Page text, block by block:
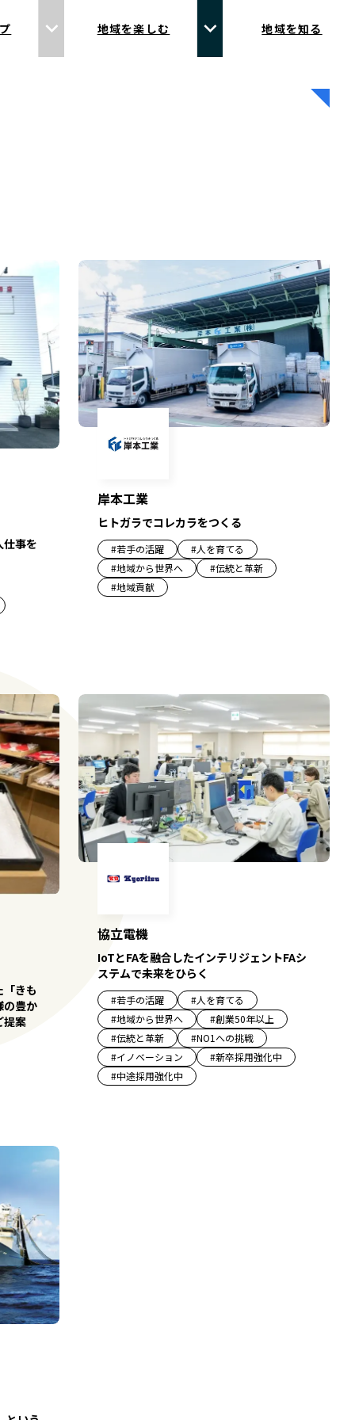
地域を楽しむ 地域を知る
仕事を
岸本工業
ヒトガラでコレカラをつくる
#若手の活躍 #人を育てる
#地域から世界へ #伝統と革新
#地域貢献
きも
の豊か
提案
協立電機
IoTとFAを融合したインテリジェントFAシ
ステムで未来をひらく
#若手の活躍 #人を育てる
#地域から世界へ #創業50年以上
#伝統と革新 #NO1への挑戦
#イノベーション #新卒採用強化中
#中途採用強化中